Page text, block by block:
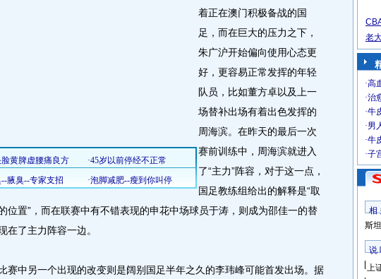
着正在澳门积极备战的国
足，而在巨大的压力之下，
朱广沪开始偏向使用心态更
好，更容易正常发挥的年轻
队员，比如董方卓以及上一
场替补出场有着出色发挥的
周海滨。在昨天的最后一次
赛前训练中，周海滨就进入
了“主力”阵容，对于这一点，
国足教练组给出的解释是“取
位置”，而在联赛中有不错表现的申花中场球员于涛，则成为邵佳一的替
在了主力阵容一边。
中另一个出现的改变则是阔别国足半年之久的李玮峰可能首发出场。据
老
相
斯坦
说
上